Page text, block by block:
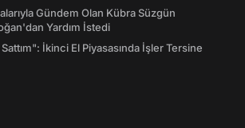
Gündem Olan Kübra Süzgün
Yardım İstedi
İkinci El Piyasasında İşler Tersine